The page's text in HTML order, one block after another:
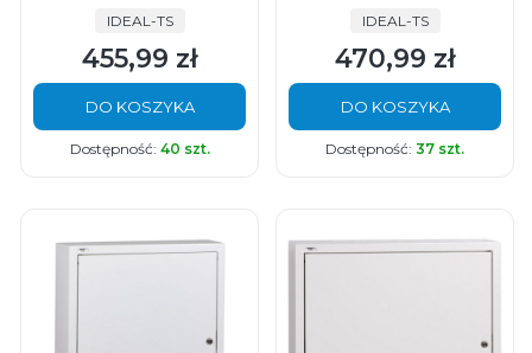
PRODUCENT
IDEAL-TS
Cena
455,99 zł
DO KOSZYKA
Dostępność: 40 szt.
PRODUCENT
IDEAL-TS
Cena
470,99 zł
DO KOSZYKA
Dostępność: 37 szt.